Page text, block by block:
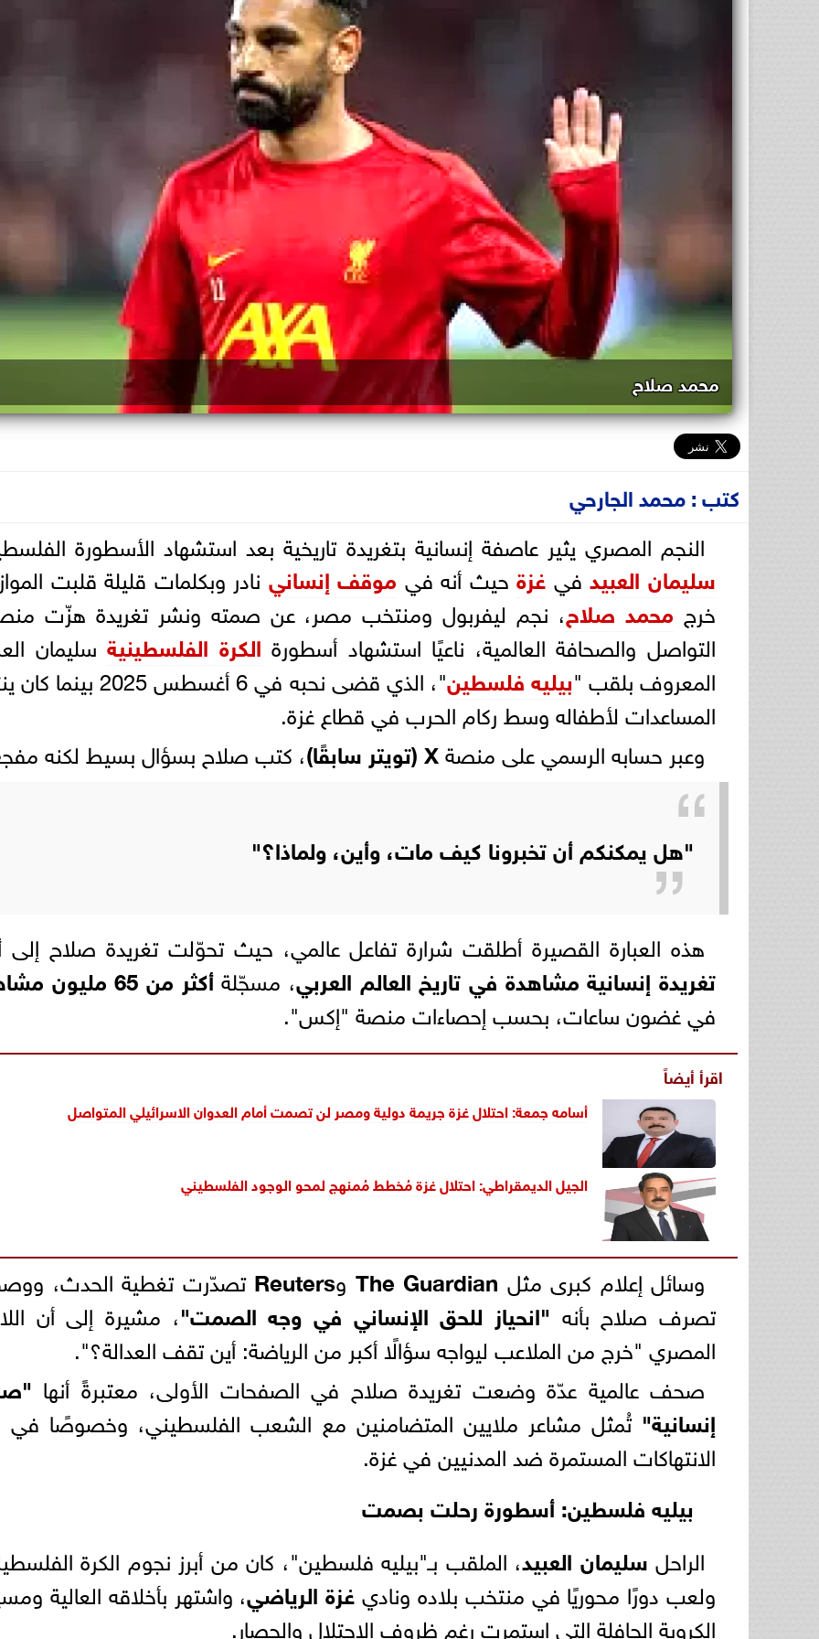
محمد صلاح
كتب : محمد الجارحي
النجم المصري يثير عاصفة إنسانية بتغريدة تاريخية بعد استشهاد الأسطورة
سليمان العبيدفي غزةحيث أنه في موقف إنساني نادر وبكلمات قليلة قلبت
خرج محمد صلاح، نجم ليفربول ومنتخب مصر، عن صمته ونشر تغريدة هزّت
التواصل والصحافة العالمية، ناعيًا استشهاد أسطورة الكرة الفلسطينيةسليمان
المعروف بلقب "بيليه فلسطين
"، الذي قضى نحبه في 6 أغسطس 2025
المساعدات لأطفاله وسط ركام الحرب في قطاع غزة.
وعبر حسابه الرسمي على منصةX (تويتر سابقًا) ، كتب صلاح بسؤال بسيط لكنه
"هل يمكنكم أن تخبرونا كيف مات، وأين، ولماذا؟"
هذه العبارة القصيرة أطلقت شرارة تفاعل عالمي، حيث تحوّلت تغريدة صلاح إلى
تغريدة إنسانية مشاهدة في تاريخ العالم العربي، مسجّلةأكثر من 65 مليون مشاهدة
في غضون ساعات، بحسب إحصاءات منصة "إكس".
اقرأ أيضاً
أسامه جمعة: احتلال غزة جريمة دولية ومصر لن تصمت أمام العدوان الاسرائيلي المتواصل
الجيل الديمقراطي: احتلال غزة مُخطط مُمنهج لمحو الوجود الفلسطيني
وسائل إعلام كبرى مثل The Guardian وReuters تصدّرت تغطية الحدث،
تصرف صلاح بأنه "انحياز للحق الإنساني في وجه الصمت"، مشيرة إلى أن
المصري "خرج من الملاعب ليواجه سؤالًا أكبر من الرياضة: أين تقف العدالة؟".
صحف عالمية عدّة وضعت تغريدة صلاح في الصفحات الأولى، معتبرةً أنها
إنسانية" تُمثل مشاعر ملايين المتضامنين مع الشعب الفلسطيني، وخصوصًا
الانتهاكات المستمرة ضد المدنيين في غزة.
بيليه فلسطين: أسطورة رحلت بصمت
الراحل سليمان العبيد، الملقب بـ"بيليه فلسطين"، كان من أبرز نجوم الكرة
ولعب دورًا محوريًا في منتخب بلاده وناديغزة الرياضي، واشتهر بأخلاقه العالية
الكروية الحافلة التي استمرت رغم ظروف الاحتلال والحصار.